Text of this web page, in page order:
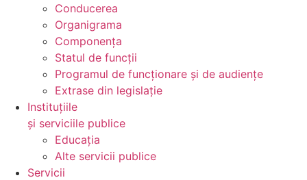
Conducerea
Organigrama
Componența
Statul de funcții
Programul de funcționare și de audiențe
Extrase din legislație
Instituțiile
și serviciile publice
Educația
Alte servicii publice
Servicii